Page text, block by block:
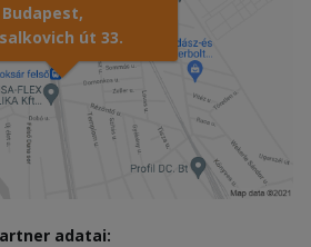
Budapest,
út 33.
adatai: